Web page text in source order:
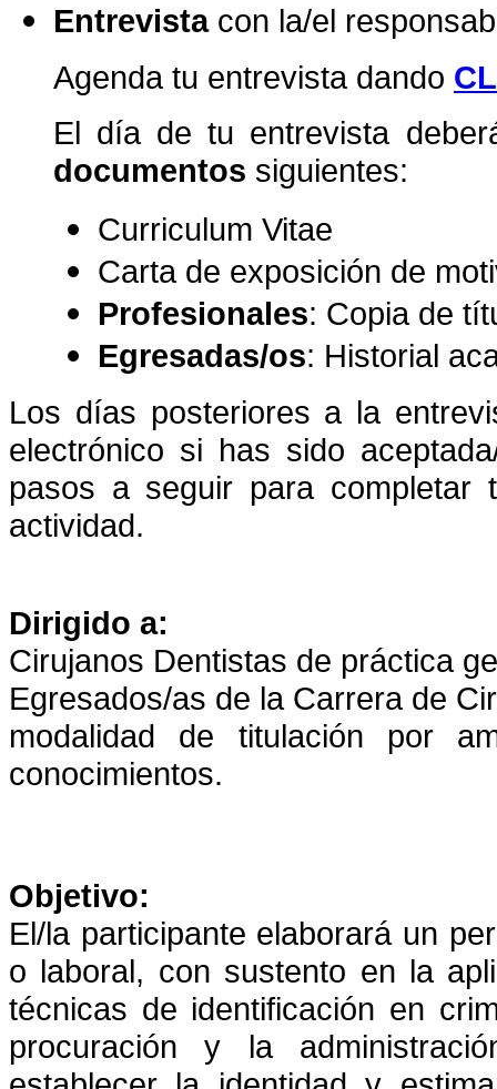
Entrevistacon la/el
Agenda tu entrevista dando
El día de tu entrevista
documentos siguientes:
Curriculum Vitae
Carta de exposición de
Profesionales: Copia de
Egresadas/os: Historial
Los días posteriores a la
electrónico si has sido
pasos a seguir para completar
actividad.
Dirigido a:
Cirujanos Dentistas de práctica
Egresados/as de la Carrera de
modalidad de titulación por
conocimientos.
Objetivo:
El/la participante elaborará un
o laboral, con sustento en la
técnicas de identificación en
procuración y la